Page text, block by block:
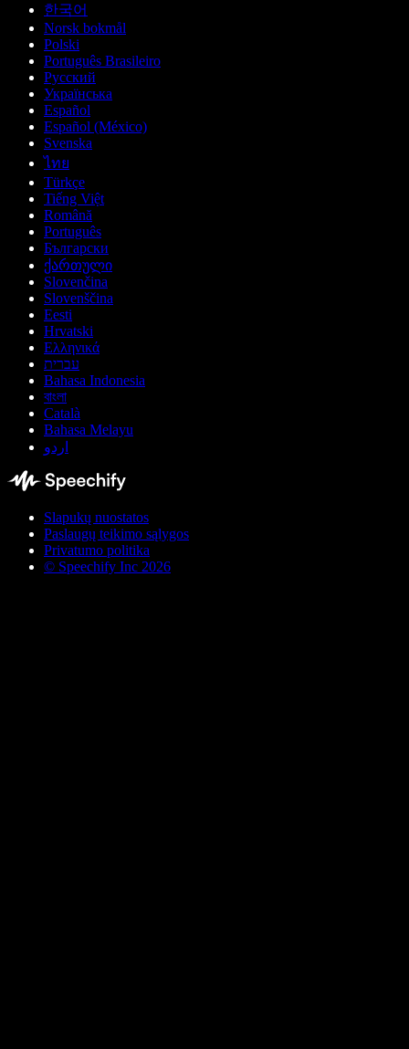
한국어
Norsk bokmål
Polski
Português Brasileiro
Русский
Українська
Español
Español (México)
Svenska
ไทย
Türkçe
Tiếng Việt
Română
Português
Български
ქართული
Slovenčina
Slovenščina
Eesti
Hrvatski
Ελληνικά
עברית
Bahasa Indonesia
বাংলা
Català
Bahasa Melayu
اردو
Slapukų nuostatos
Paslaugų teikimo sąlygos
Privatumo politika
© Speechify Inc 2026